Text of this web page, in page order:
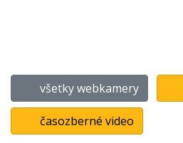
všetky webkamery
časozberné video